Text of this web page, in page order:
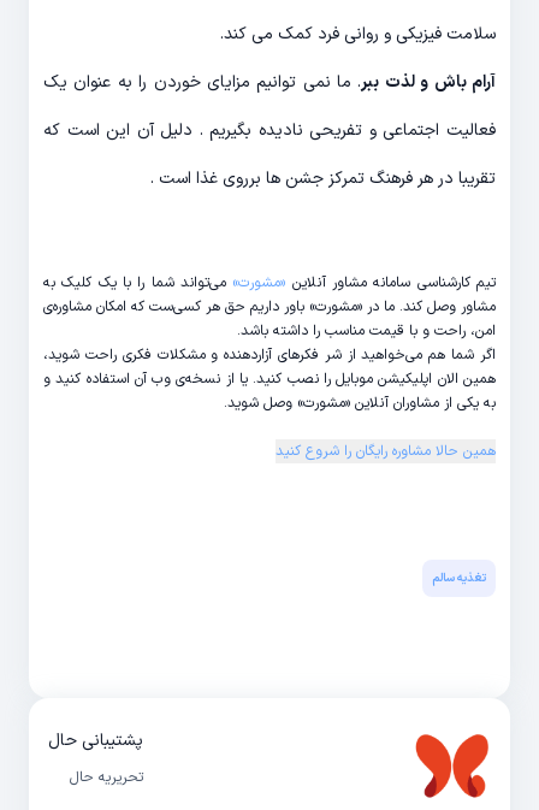
سلامت فیزیکی و روانی فرد کمک می کند.
آرام باش و لذت ببر. ما نمی توانیم مزایای خوردن را به عنوان یک
فعالیت اجتماعی و تفریحی نادیده بگیریم . دلیل آن این است که
تقریبا در هر فرهنگ تمرکز جشن ها برروی غذا است .
تیم کارشناسی سامانه مشاور آنلاین «مشورت» می‌تواند شما را با یک کلیک به
مشاور وصل کند. ما در «مشورت» باور داریم حق هر کسی‌ست که امکان مشاوره‌ی
امن، راحت و با قیمت مناسب را داشته باشد.
اگر شما هم می‌خواهید از شر فکرهای آزاردهنده و مشکلات فکری راحت شوید،
همین الان اپلیکیشن موبایل را نصب کنید. یا از نسخه‌ی وب آن استفاده کنید و
به یکی از مشاوران آنلاین «مشورت»‌ وصل شوید.
همین حالا مشاوره رایگان را شروع کنید
تغذیه سالم
پشتیبانی حال
تحریریه حال